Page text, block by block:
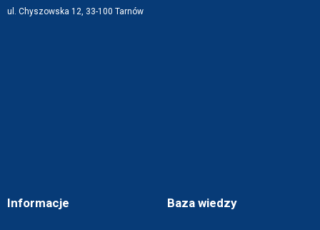
Informacje Baza wiedzy
ul. Chyszowska 12, 33-100 Tarnów